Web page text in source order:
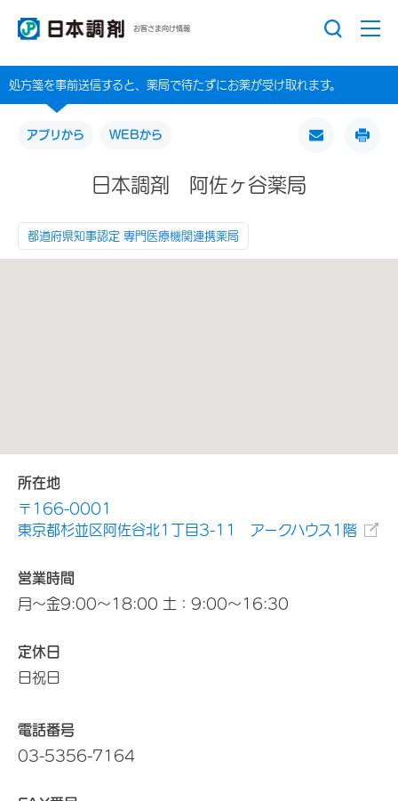
お客さま向け情報
処方箋を事前送信すると、薬局で待たずにお薬が受け取れます。
アプリから WEBから
日本調剤 阿佐ヶ谷薬局
都道府県知事認定 専門医療機関連携薬局
所在地
〒166-0001
東京都杉並区阿佐谷北1丁目3-11 アークハウス1階
営業時間
月～金9:00～18:00 土：9:00～16:30
定休日
日祝日
電話番号
03-5356-7164